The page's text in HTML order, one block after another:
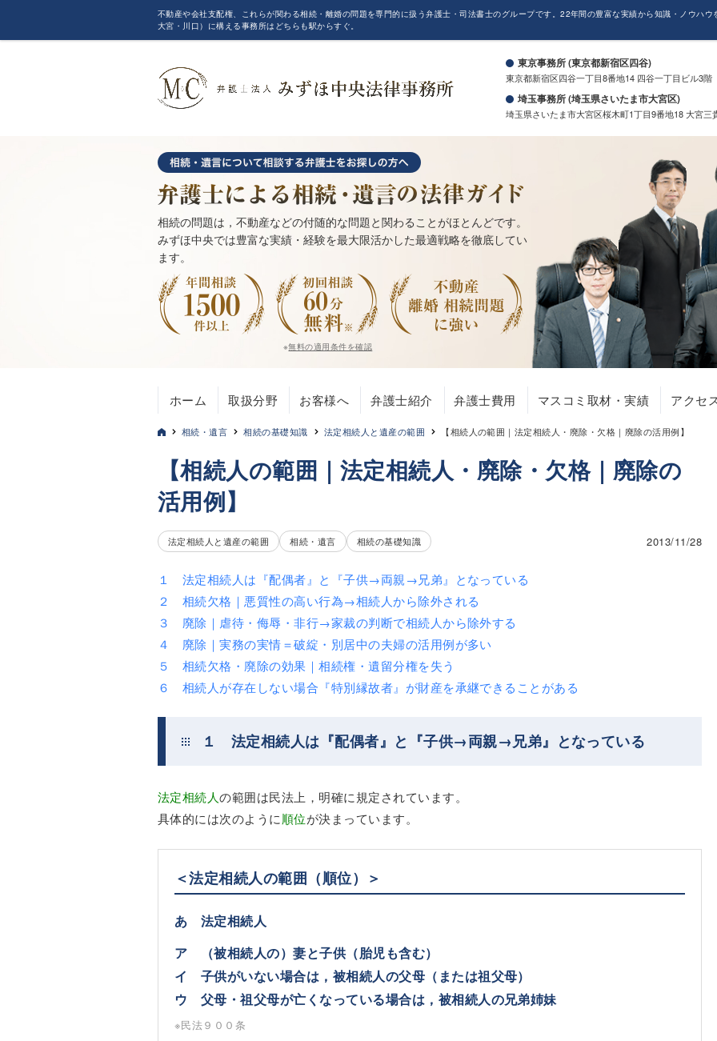
不動産や会社支配権、これらが関わる相続・離婚の問題を専門的に扱う弁護士・司法書士のグループです。22年間の豊富な実績から知識・ノウハ
大宮・川口）に構える事務所はどちらも駅からすぐ。
東京事務所 (東京都新宿区四谷)
東京都新宿区四谷一丁目8番地14 四谷一丁目ビル3階
埼玉事務所 (埼玉県さいたま市大宮区)
埼玉県さいたま市大宮区桜木町1丁目9番地18 大宮三
相続の問題は，不動産などの付随的な問題と関わることがほとんどです。
みずほ中央では豊富な実績・経験を最大限活かした最適戦略を徹底してい
ます。
※無料の適用条件を確認
ホーム 取扱分野 お客様へ 弁護士紹介 弁護士費用 マスコミ取材・実績 アクセ
相続・遺言 相続の基礎知識 法定相続人と遺産の範囲 【相続人の範囲｜法定相続人・廃除・欠格｜廃除の活用例】
【相続人の範囲｜法定相続人・廃除・欠格｜廃除の
活用例】
法定相続人と遺産の範囲 相続・遺言 相続の基礎知識 2013/11/28
１ 法定相続人は『配偶者』と『子供→両親→兄弟』となっている
２ 相続欠格｜悪質性の高い行為→相続人から除外される
３ 廃除｜虐待・侮辱・非行→家裁の判断で相続人から除外する
４ 廃除｜実務の実情＝破綻・別居中の夫婦の活用例が多い
５ 相続欠格・廃除の効果｜相続権・遺留分権を失う
６ 相続人が存在しない場合『特別縁故者』が財産を承継できることがある
１ 法定相続人は『配偶者』と『子供→両親→兄弟』となっている
法定相続人の範囲は民法上，明確に規定されています。
具体的には次のように順位が決まっています。
＜法定相続人の範囲（順位）＞
あ 法定相続人
ア （被相続人の）妻と子供（胎児も含む）
イ 子供がいない場合は，被相続人の父母（または祖父母）
ウ 父母・祖父母が亡くなっている場合は，被相続人の兄弟姉妹
※民法９００条